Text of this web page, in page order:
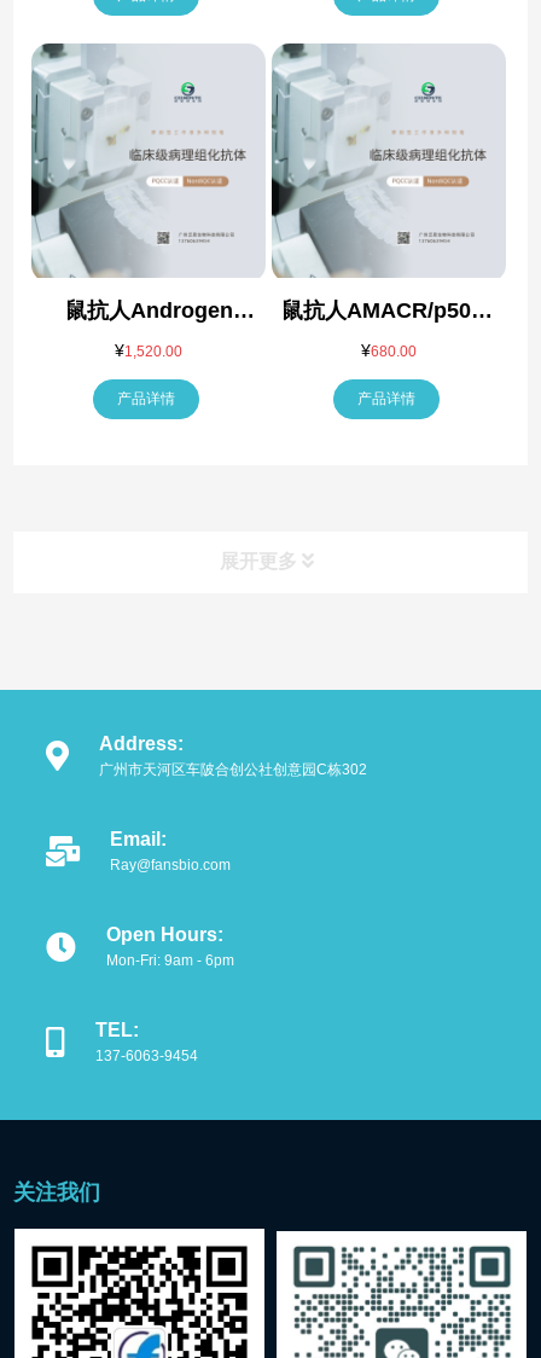
鼠抗人Androgen
Receptor（AR）抗体
¥1,520.00
产品详情
鼠抗人AMACR/p504s
抗体
¥680.00
产品详情
展开更多
产品类别 Product
抗体
细胞培养相关
免疫组化试剂
分子生物试剂
细胞
小型仪器
热销产品 best seller
Address:
广州市天河区车陂合创公社创意园C栋302
Email:
Ray@fansbio.com
Open Hours:
Mon-Fri: 9am - 6pm
TEL:
137-6063-9454
关注我们